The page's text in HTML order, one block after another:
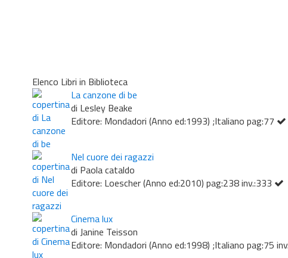
Elenco Libri in Biblioteca
La canzone di be
di Lesley Beake
Editore: Mondadori (Anno ed:1993) ;Italiano pag:77
Nel cuore dei ragazzi
di Paola cataldo
Editore: Loescher (Anno ed:2010) pag:238 inv.:333
Cinema lux
di Janine Teisson
Editore: Mondadori (Anno ed:1998) ;Italiano pag:75